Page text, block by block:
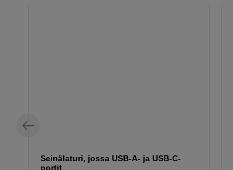
Seinälaturi, jossa USB-A- ja USB-C-
portit